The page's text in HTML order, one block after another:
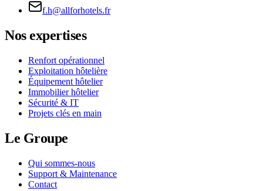
f.h@allforhotels.fr
Nos expertises
Renfort opérationnel
Exploitation hôtelière
Équipement hôtelier
Immobilier hôtelier
Sécurité & IT
Projets clés en main
Le Groupe
Qui sommes-nous
Support & Maintenance
Contact